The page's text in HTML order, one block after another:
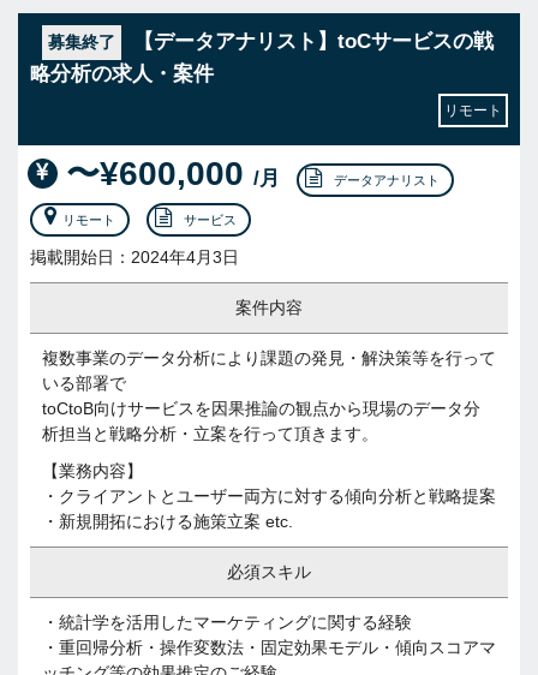
募集終了
【データアナリスト】toCサービスの戦
略分析の求人・案件
リモート
〜¥600,000 /月 データアナリスト
リモート サービス
掲載開始日：2024年4月3日
案件内容
複数事業のデータ分析により課題の発見・解決策等を行って
いる部署で
toCtoB向けサービスを因果推論の観点から現場のデータ分
析担当と戦略分析・立案を行って頂きます。
【業務内容】
・クライアントとユーザー両方に対する傾向分析と戦略提案
・新規開拓における施策立案 etc.
必須スキル
・統計学を活用したマーケティングに関する経験
・重回帰分析・操作変数法・固定効果モデル・傾向スコアマ